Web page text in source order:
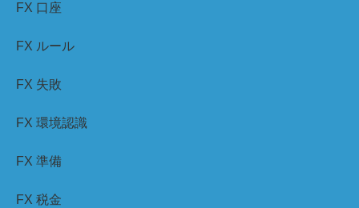
FX 口座
FX ルール
FX 失敗
FX 環境認識
FX 準備
FX 税金